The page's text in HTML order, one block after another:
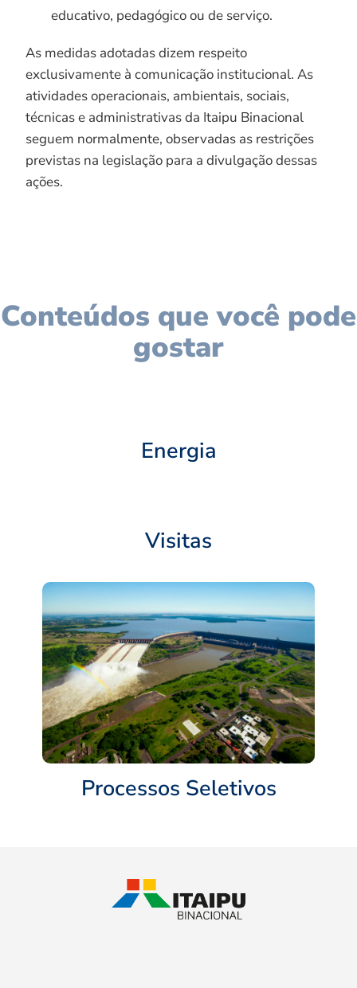
educativo, pedagógico ou de serviço.
As medidas adotadas dizem respeito
exclusivamente à comunicação institucional. As
atividades operacionais, ambientais, sociais,
técnicas e administrativas da Itaipu Binacional
seguem normalmente, observadas as restrições
previstas na legislação para a divulgação dessas
ações.
Conteúdos que você pode
gostar
Energia
Visitas
Processos Seletivos